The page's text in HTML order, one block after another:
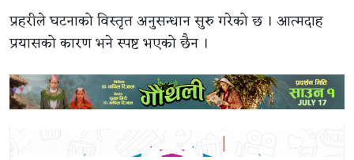
प्रहरीले घटनाको विस्तृत अनुसन्धान सुरु गरेको छ । आत्मदाह
प्रयासको कारण भने स्पष्ट भएको छैन ।